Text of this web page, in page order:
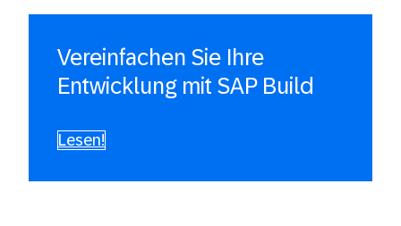
Vereinfachen Sie Ihre
Entwicklung mit SAP Build
Lesen!